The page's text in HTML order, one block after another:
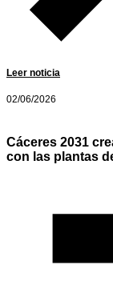
Leer noticia
02/06/2026
Cáceres 2031
con las plantas